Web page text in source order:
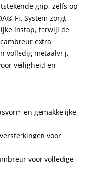
grip, zelfs op
Fit System zorgt
instap, terwijl de
extra
volledig metaalvrij,
veiligheid en
en gemakkelijke
voor
voor volledige